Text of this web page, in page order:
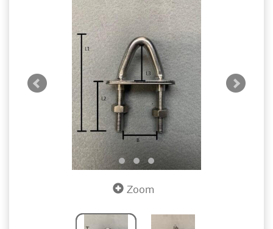
Zoom